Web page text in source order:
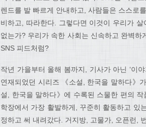
렌드를 발 빠르게 안내하고, 사람들은 스스로
비하고, 따라한다. 그렇다면 이것이 우리가
없는가? 우리가 속한 사회는 신속하고 완벽
SNS 피드처럼?
작년 가을부터 올해 봄까지, 기사가 아닌 ‘이
연재되었던 시리즈 《소설, 한국을 말하다》
설, 한국을 말하다》에 수록된 스물한 편의
학장에서 가장 활발하게, 꾸준히 활동하고 있
정하고 써 내려갔다. 거지방, 고물가, 오픈런,